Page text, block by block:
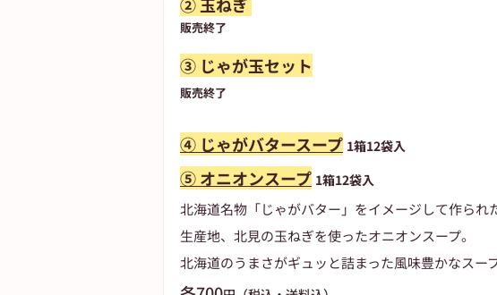
販売終了
③ じゃが玉セット
販売終了
④ じゃがバタースープ 1箱12袋入
⑤ オニオンスープ 1箱12袋入
北海道名物「じゃがバター」をイメージして作られ
生産地、北見の玉ねぎを使ったオニオンスープ。
北海道のうまさがギュッと詰まった風味豊かなスープ